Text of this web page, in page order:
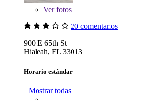
Verfotos
20 comentarios
900 E 65th St
Hialeah, FL 33013
Horario estándar
Mostrar todas